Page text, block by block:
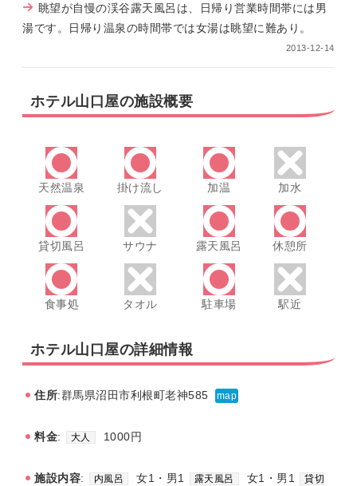
眺望が自慢の渓谷露天風呂は、日帰り営業時間帯には男
湯です。日帰り温泉の時間帯では女湯は眺望に難あり。
2013-12-14
ホテル山口屋の施設概要
天然温泉 掛け流し 加温 加水
貸切風呂 サウナ 露天風呂 休憩所
食事処 タオル 駐車場 駅近
ホテル山口屋の詳細情報
住所:群馬県沼田市利根町老神585 map
料金: 大人 1000円
施設内容: 内風呂 女1・男1 露天風呂 女1・男1 貸切